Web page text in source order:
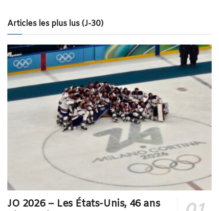
Articles les plus lus (J-30)
JO 2026 – Les États-Unis, 46 ans